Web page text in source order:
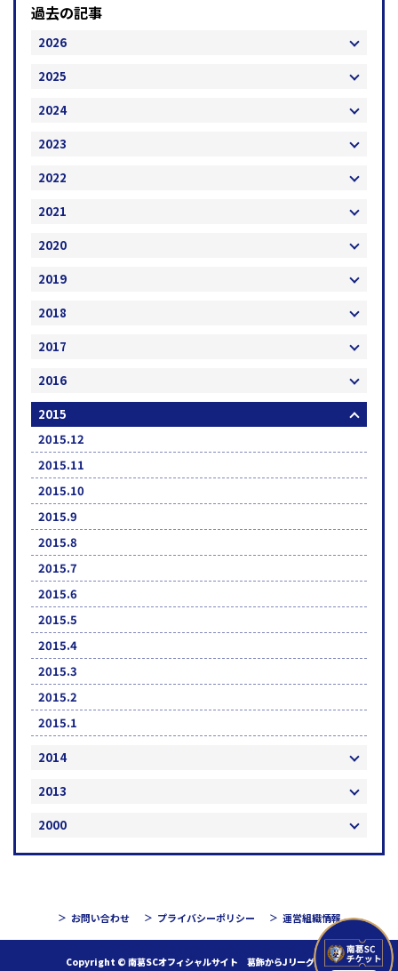
過去の記事
2026
2025
2024
2023
2022
2021
2020
2019
2018
2017
2016
2015
2015.12
2015.11
2015.10
2015.9
2015.8
2015.7
2015.6
2015.5
2015.4
2015.3
2015.2
2015.1
2014
2013
2000
お問い合わせ プライバシーポリシー 運営組織情報
Copyright © 南葛SCオフィシャルサイト 葛飾からJリーグへ！